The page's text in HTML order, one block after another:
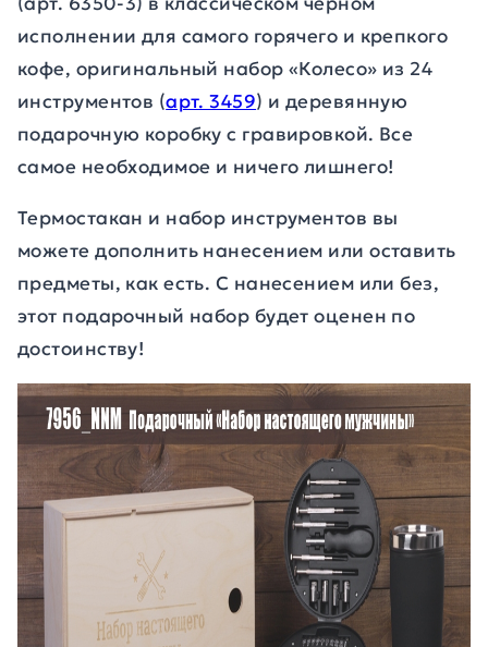
исполнении для самого горячего и крепкого
кофе, оригинальный набор «Колесо» из 24
инструментов (арт. 3459) и деревянную
подарочную коробку с гравировкой. Все
самое необходимое и ничего лишнего!
Термостакан и набор инструментов вы
можете дополнить нанесением или оставить
предметы, как есть. С нанесением или без,
этот подарочный набор будет оценен по
достоинству!